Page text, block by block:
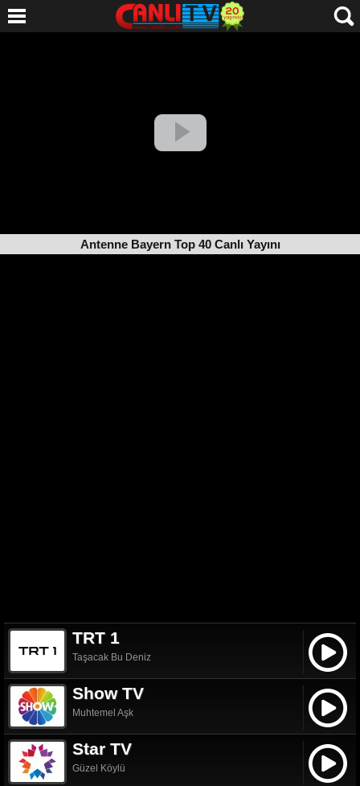
Antenne Bayern Top 40 Canlı Yayını
TRT 1
Taşacak Bu Deniz
Show TV
Muhtemel Aşk
Star TV
Güzel Köylü